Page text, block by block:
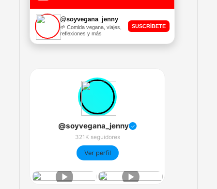
@soyvegana_jenny
🌱 Comida vegana, viajes,
reflexiones y más
SUSCRÍBETE
@soyvegana_jenny ✓
321K seguidores
Ver perfil